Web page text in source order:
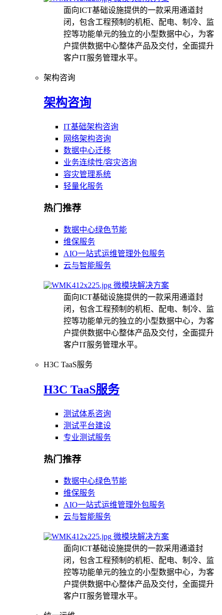
面向ICT基础设施提供的一款采用通道封
闭，包含工程预制的机柜、配电、制冷、监
控等功能单元的独立的小型数据中心，为客
户提供数据中心整体产品及交付，全面提升
客户IT服务管理水平。
架构咨询
架构咨询
IT基础架构咨询
网络架构咨询
数据中心迁移
业务连续性/容灾咨询
容灾管理系统
轻量化服务
热门推荐
数据中心绿色节能
维保服务
AIO一站式运维管理外包服务
云与智能服务
微模块解决方案
面向ICT基础设施提供的一款采用通道封
闭，包含工程预制的机柜、配电、制冷、监
控等功能单元的独立的小型数据中心，为客
户提供数据中心整体产品及交付，全面提升
客户IT服务管理水平。
H3C TaaS服务
H3C TaaS服务
测试体系咨询
测试平台建设
专业测试服务
热门推荐
数据中心绿色节能
维保服务
AIO一站式运维管理外包服务
云与智能服务
微模块解决方案
面向ICT基础设施提供的一款采用通道封
闭，包含工程预制的机柜、配电、制冷、监
控等功能单元的独立的小型数据中心，为客
户提供数据中心整体产品及交付，全面提升
客户IT服务管理水平。